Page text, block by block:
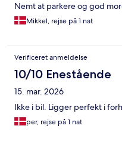
Nemt at parkere og god
Mikkel, rejse på 1 nat
Verificeret anmeldelse
10/10 Enestående
15. mar. 2026
Ikke i bil. Ligger perfekt i
per, rejse på 1 nat